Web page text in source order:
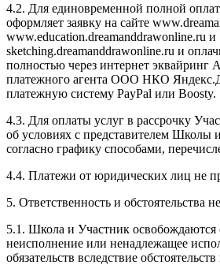
4.2. Для единовременной полной
оформляет заявку на сайте
www.education.dreamanddrawonline.ru и
sketching.dreamanddrawonline.ru и
полностью через интернет
платежного агента ООО НКО
платежную систему PayPal или Boosty.
4.3. Для оплаты услуг в рассрочку
об условиях с представителем Школы
согласно графику способами,
4.4. Платежи от юридических лиц не
5. Ответственность и обстоятельства
5.1. Школа и Участник освобождаются
неисполнение или ненадлежащее
обязательств вследствие